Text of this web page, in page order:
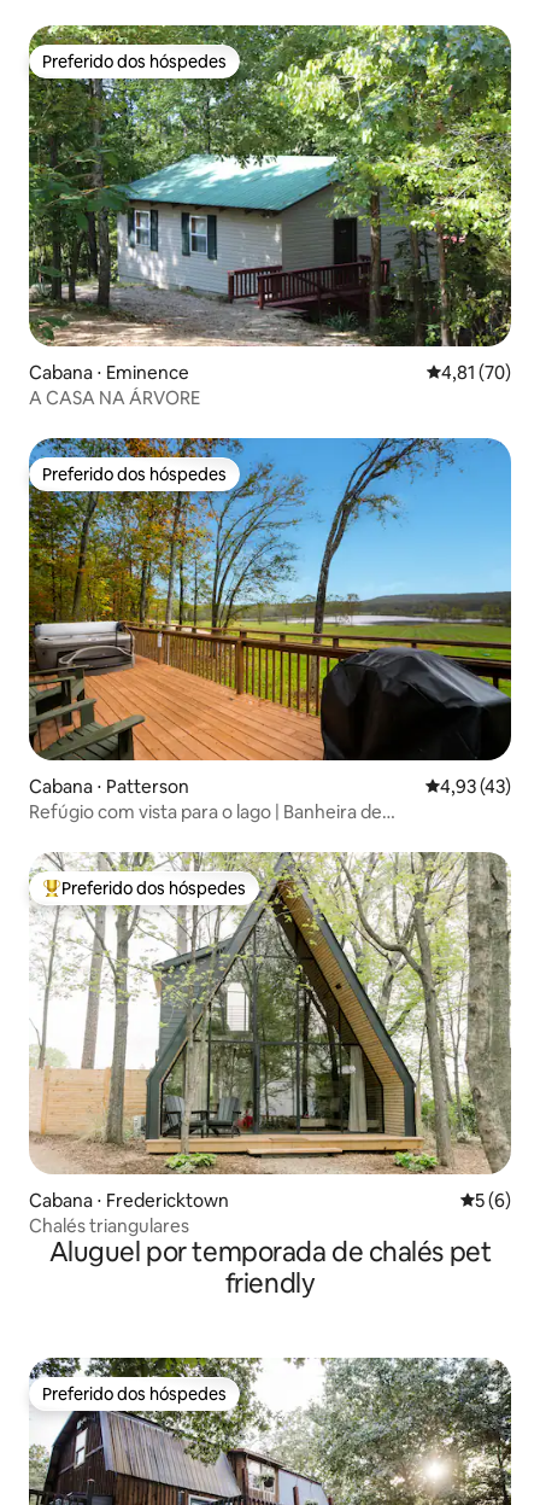
Preferido dos hóspedes
Preferido dos hóspedes
Cabana ⋅ Eminence 4,81 de uma
4,81 (70)
A CASA NA ÁRVORE
Preferido dos hóspedes
Preferido dos hóspedes
Cabana ⋅ Patterson 4,93 de uma
4,93 (43)
Refúgio com vista para o lago | Banheira de
Entre os melhores preferidos dos hóspedes
Preferido dos hóspedes
Cabana ⋅ Fredericktown 5 de
5 (6)
Chalés triangulares
Aluguel por temporada de chalés pet
friendly
Preferido dos hóspedes
Preferido dos hóspedes